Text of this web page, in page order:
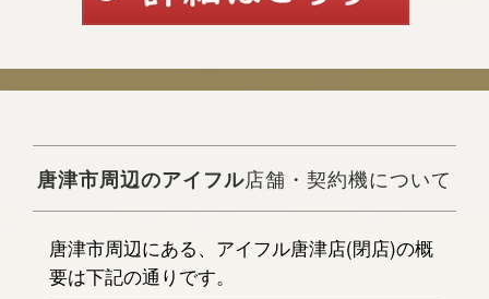
唐津市周辺のアイフル店舗・契約機について
唐津市周辺にある、アイフル唐津店(閉店)の概
要は下記の通りです。